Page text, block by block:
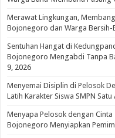
Merawat Lingkungan,
Bojonegoro dan Warga Bersih-
Sentuhan Hangat di
Bojonegoro Mengabdi Tanpa
9, 2026
Menyemai Disiplin di Pelosok
Latih Karakter Siswa SMPN
Menyapa Pelosok dengan
Bojonegoro Menyiapkan